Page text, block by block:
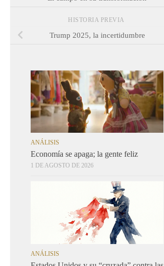
HISTORIA PREVIA
Trump 2025, la incertidumbre
ANÁLISIS
Economía se apaga; la gente feliz
1 DE AGOSTO DE 2026
ANÁLISIS